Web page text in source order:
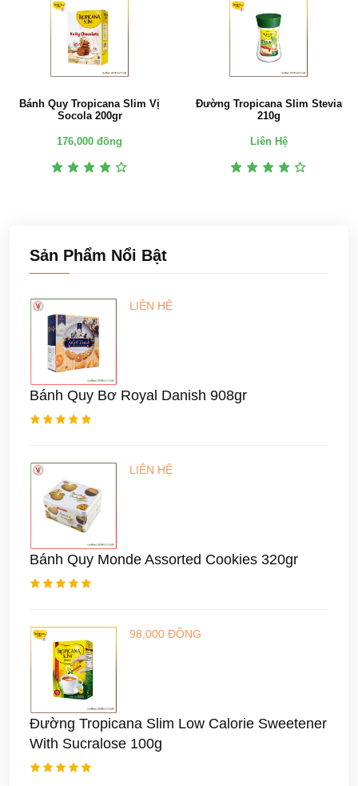
Bánh Quy Tropicana Slim Vị
Socola 200gr
176,000 đồng
Đường Tropicana Slim Stevia
210g
Liên Hệ
Sản Phẩm Nổi Bật
LIÊN HỆ
Bánh Quy Bơ Royal Danish 908gr
LIÊN HỆ
Bánh Quy Monde Assorted Cookies 320gr
98,000 ĐỒNG
Đường Tropicana Slim Low Calorie Sweetener
With Sucralose 100g